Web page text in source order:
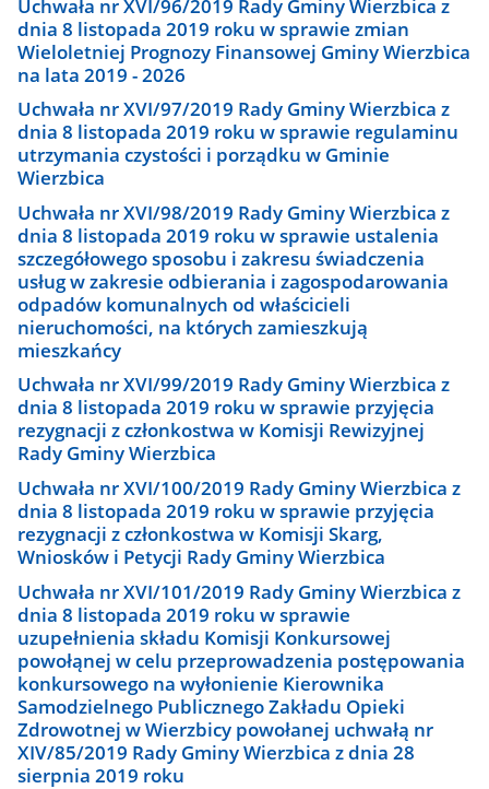
Uchwała nr XVI/96/2019 Rady Gminy Wierzbica z
dnia 8 listopada 2019 roku w sprawie zmian
Wieloletniej Prognozy Finansowej Gminy Wierzbica
na lata 2019 - 2026
Uchwała nr XVI/97/2019 Rady Gminy Wierzbica z
dnia 8 listopada 2019 roku w sprawie regulaminu
utrzymania czystości i porządku w Gminie
Wierzbica
Uchwała nr XVI/98/2019 Rady Gminy Wierzbica z
dnia 8 listopada 2019 roku w sprawie ustalenia
szczegółowego sposobu i zakresu świadczenia
usług w zakresie odbierania i zagospodarowania
odpadów komunalnych od właścicieli
nieruchomości, na których zamieszkują
mieszkańcy
Uchwała nr XVI/99/2019 Rady Gminy Wierzbica z
dnia 8 listopada 2019 roku w sprawie przyjęcia
rezygnacji z członkostwa w Komisji Rewizyjnej
Rady Gminy Wierzbica
Uchwała nr XVI/100/2019 Rady Gminy Wierzbica z
dnia 8 listopada 2019 roku w sprawie przyjęcia
rezygnacji z członkostwa w Komisji Skarg,
Wniosków i Petycji Rady Gminy Wierzbica
Uchwała nr XVI/101/2019 Rady Gminy Wierzbica z
dnia 8 listopada 2019 roku w sprawie
uzupełnienia składu Komisji Konkursowej
powołąnej w celu przeprowadzenia postępowania
konkursowego na wyłonienie Kierownika
Samodzielnego Publicznego Zakładu Opieki
Zdrowotnej w Wierzbicy powołanej uchwałą nr
XIV/85/2019 Rady Gminy Wierzbica z dnia 28
sierpnia 2019 roku